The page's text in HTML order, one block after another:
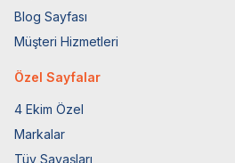
Blog Sayfası
Müşteri Hizmetleri
Özel Sayfalar
4 Ekim Özel
Markalar
Tüy Savaşları